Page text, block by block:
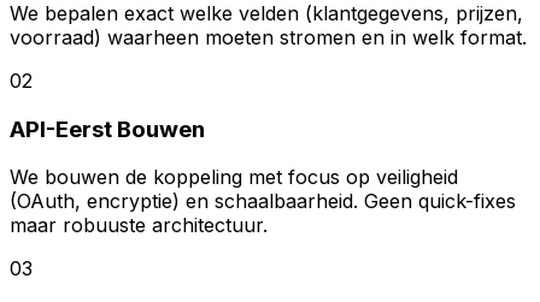
We bepalen exact welke velden (klantgegevens, prijzen,
voorraad) waarheen moeten stromen en in welk format.
02
API-Eerst Bouwen
We bouwen de koppeling met focus op veiligheid
(OAuth, encryptie) en schaalbaarheid. Geen quick-fixes
maar robuuste architectuur.
03